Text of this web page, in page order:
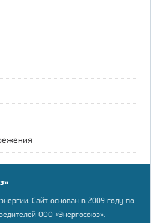
Сайт основан в 2009 году по
ООО «Энергосоюз».